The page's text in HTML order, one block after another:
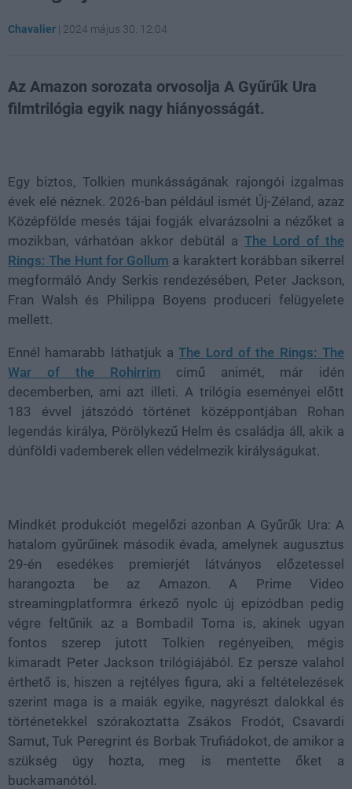
Chavalier | 2024 május 30. 12:04
Az Amazon sorozata orvosolja A Gyűrűk Ura
filmtrilógia egyik nagy hiányosságát.
Egy biztos, Tolkien munkásságának rajongói izgalmas
évek elé néznek. 2026-ban például ismét Új-Zéland, azaz
Középfölde mesés tájai fogják elvarázsolni a nézőket a
mozikban, várhatóan akkor debütál a The Lord of the
Rings: The Hunt for Gollum a karaktert korábban sikerrel
megformáló Andy Serkis rendezésében, Peter Jackson,
Fran Walsh és Philippa Boyens produceri felügyelete
mellett.
Ennél hamarabb láthatjuk aThe Lord of the Rings: The
War of the Rohirrim című animét, már idén
decemberben, ami azt illeti. A trilógia eseményei előtt
183 évvel játszódó történet középpontjában Rohan
legendás királya, Pörölykezű Helm és családja áll, akik a
dúnföldi vademberek ellen védelmezik királyságukat.
Mindkét produkciót megelőzi azonban A Gyűrűk Ura: A
hatalom gyűrűinek második évada, amelynek augusztus
29-én esedékes premierjét látványos előzetessel
harangozta be az Amazon. A Prime Video
streamingplatformra érkező nyolc új epizódban pedig
végre feltűnik az a Bombadil Toma is, akinek ugyan
fontos szerep jutott Tolkien regényeiben, mégis
kimaradt Peter Jackson trilógiájából. Ez persze valahol
érthető is, hiszen a rejtélyes figura, aki a feltételezések
szerint maga is a maiák egyike, nagyrészt dalokkal és
történetekkel szórakoztatta Zsákos Frodót, Csavardi
Samut, Tuk Peregrint és Borbak Trufiádokot, de amikor a
szükség úgy hozta, meg is mentette őket a
buckamanótól.